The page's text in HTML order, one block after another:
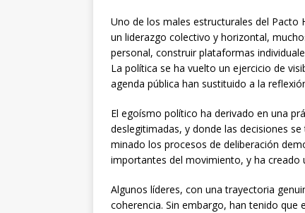
Uno de los males estructurales del Pacto
un liderazgo colectivo y horizontal,
personal, construir plataformas
La política se ha vuelto un ejercicio de
agenda pública han sustituido a la
El egoísmo político ha derivado en una
deslegitimadas, y donde las decisiones
minado los procesos de deliberación
importantes del movimiento, y ha creado
Algunos líderes, con una trayectoria
coherencia. Sin embargo, han tenido